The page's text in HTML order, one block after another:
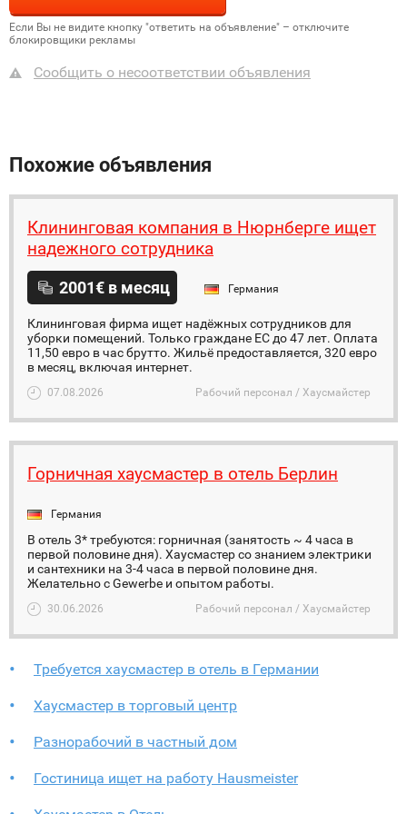
Если Вы не видите кнопку "ответить на объявление" – отключите
блокировщики рекламы
Сообщить о несоответствии объявления
Похожие объявления
Клининговая компания в Нюрнберге ищет
надежного сотрудника
2001€ в месяц Германия
Клининговая фирма ищет надёжных сотрудников для
уборки помещений. Только граждане ЕС до 47 лет. Оплата
11,50 евро в час брутто. Жильё предоставляется, 320 евро
в месяц, включая интернет.
07.08.2026 Рабочий персонал / Хаусмайстер
Горничная хаусмастер в отель Берлин
Германия
В отель 3* требуются: горничная (занятость ~ 4 часа в
первой половине дня). Хаусмастер со знанием электрики
и сантехники на 3-4 часа в первой половине дня.
Желательно с Gewerbe и опытом работы.
30.06.2026 Рабочий персонал / Хаусмайстер
Требуется хаусмастер в отель в Германии
Хаусмастер в торговый центр
Разнорабочий в частный дом
Гостиница ищет на работу Hausmeister